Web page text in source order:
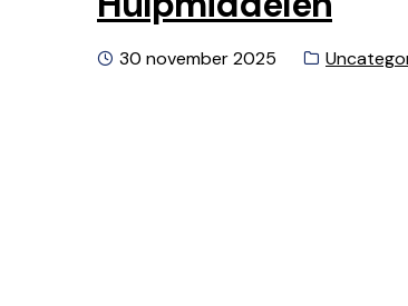
Geplaatst
30 november 2025 Categorie: